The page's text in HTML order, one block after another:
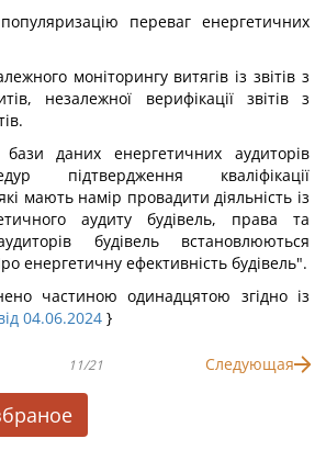
переваг енергетичних
моніторингу витягів із звітів з
незалежної верифікації звітів з
даних енергетичних аудиторів
підтвердження кваліфікації
мають намір провадити діяльність із
аудиту будівель, права та
будівель встановлюються
енергетичну ефективність будівель".
частиною одинадцятою згідно із
04.06.2024 }
11/21 Следующая